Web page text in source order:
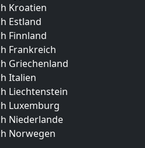
Kroatien
Estland
Finnland
Frankreich
Griechenland
Italien
Liechtenstein
Luxemburg
Niederlande
Norwegen